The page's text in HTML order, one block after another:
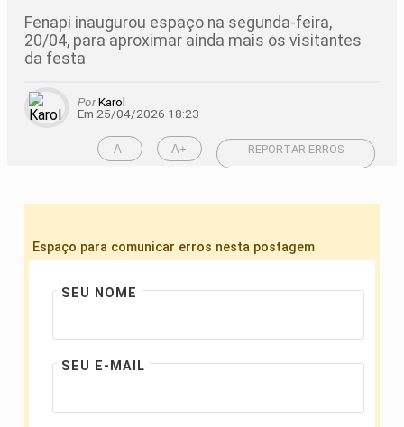
Fenapi inaugurou espaço na segunda-feira,
20/04, para aproximar ainda mais os visitantes
da festa
PorKarol
Em 25/04/2026 18:23
A- A+ REPORTAR ERROS
Espaço para comunicar erros nesta postagem
SEU NOME
SEU E-MAIL